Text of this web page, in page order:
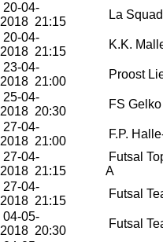
20-04-
2018 21:15
La
20-04-
2018 21:15
K.K.
23-04-
2018 21:00
Proost
25-04-
2018 20:30
FS
27-04-
2018 21:00
F.P.
27-04-
2018 21:15
Futsal
A
27-04-
2018 21:15
Futsal
04-05-
2018 20:30
Futsal